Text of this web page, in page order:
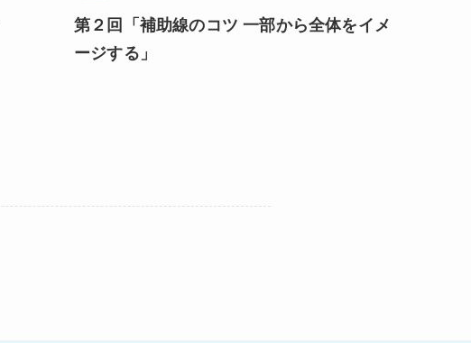
第２回「補助線のコツ 一部から全体をイメ
ージする」